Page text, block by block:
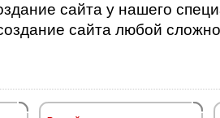
сайта у нашего
сайта любой